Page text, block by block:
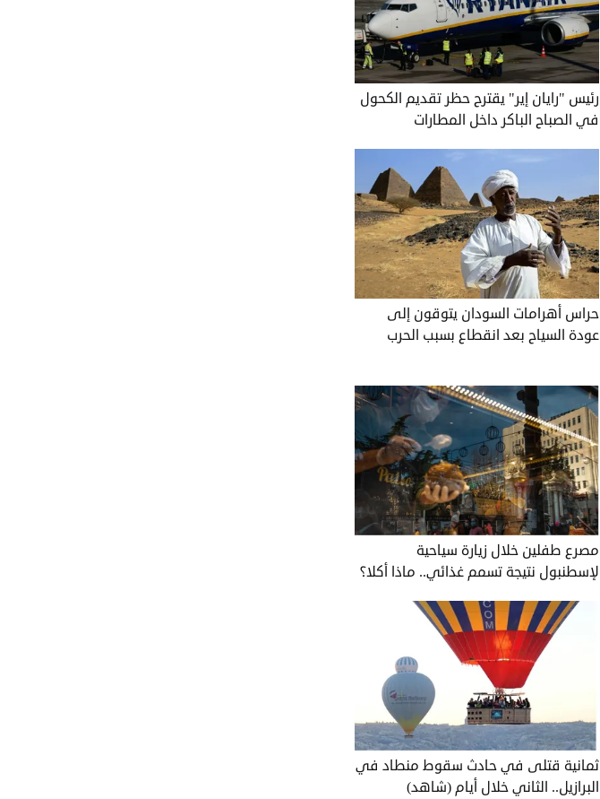
رئيس "رايان إير" يقترح حظر تقديم الكحول
في الصباح الباكر داخل المطارات
حراس أهرامات السودان يتوقون إلى
عودة السياح بعد انقطاع بسبب الحرب
مصرع طفلين خلال زيارة سياحية
لإسطنبول نتيجة تسمم غذائي.. ماذا أكلا؟
ثمانية قتلى في حادث سقوط منطاد في
البرازيل.. الثاني خلال أيام (شاهد)